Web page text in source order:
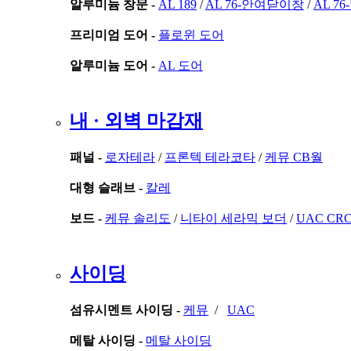
알루미늄 창문 - AL 189 /AL 76-안여닫이창 / AL
프리미엄 도어 - 플로윈 도어
알루미늄 도어 - AL 도어
내 · 외벽 마감재
패널 - 로자테라 / 프론텍 테라코타 / 케뮤 CB월
대형 슬래브 - 칼레
보드 - 케뮤 솔리도 / 니타이 세라믹 보더 /UAC
사이딩
섬유시멘트 사이딩 - 케뮤 / UAC
메탈 사이딩 - 메탈 사이딩